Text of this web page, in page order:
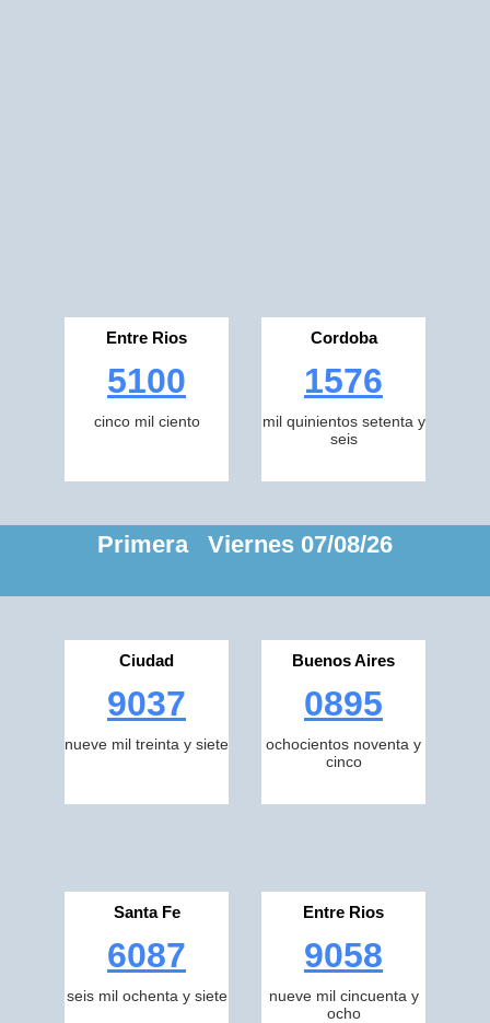
Entre Rios
5100
cinco mil ciento
Cordoba
1576
mil quinientos setenta y
seis
Primera Viernes 07/08/26
Ciudad
9037
nueve mil treinta y siete
Buenos Aires
0895
ochocientos noventa y
cinco
Santa Fe
6087
seis mil ochenta y siete
Entre Rios
9058
nueve mil cincuenta y
ocho